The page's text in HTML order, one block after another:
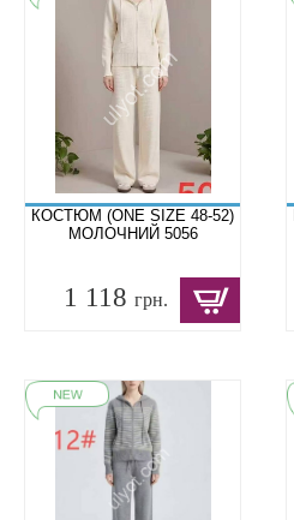
КОСТЮМ (ONE SIZE 48-52)
МОЛОЧНИЙ 5056
1 118грн.